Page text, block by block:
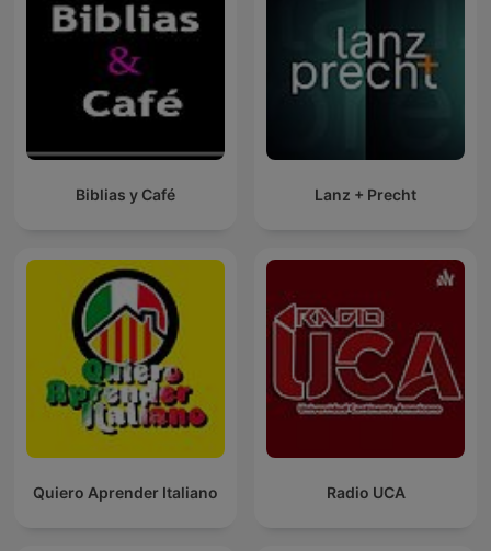
Biblias y Café Lanz + Precht
Quiero Aprender Italiano Radio UCA